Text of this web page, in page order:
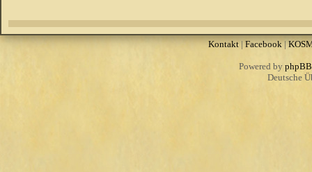
Kontakt|Facebook|
Powered by phpBB
Deutsche